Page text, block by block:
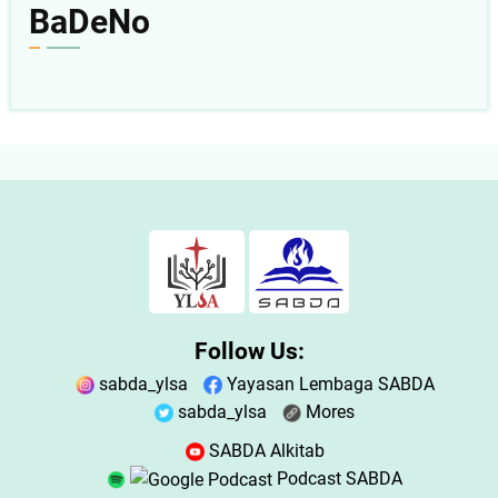
BaDeNo
Follow Us:
sabda_ylsa
Yayasan Lembaga SABDA
sabda_ylsa
Mores
SABDA Alkitab
Podcast SABDA